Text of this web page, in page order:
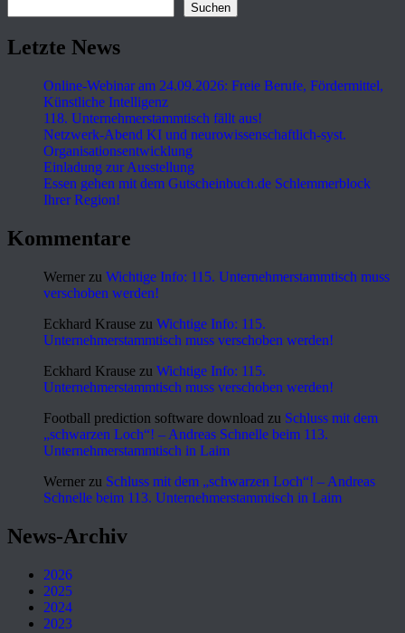
Suchen
Letzte News
Online-Webinar am 24.09.2026: Freie Berufe, Fördermittel,
Künstliche Intelligenz
118. Unternehmerstammtisch fällt aus!
Netzwerk-Abend KI und neurowissenschaftlich-syst.
Organisationsentwicklung
Einladung zur Ausstellung
Essen gehen mit dem Gutscheinbuch.de Schlemmerblock
Ihrer Region!
Kommentare
Werner zu Wichtige Info: 115. Unternehmerstammtisch muss
verschoben werden!
Eckhard Krause zu Wichtige Info: 115.
Unternehmerstammtisch muss verschoben werden!
Eckhard Krause zu Wichtige Info: 115.
Unternehmerstammtisch muss verschoben werden!
Football prediction software download zu Schluss mit dem
„schwarzen Loch“! – Andreas Schnelle beim 113.
Unternehmerstammtisch in Laim
Werner zu Schluss mit dem „schwarzen Loch“! – Andreas
Schnelle beim 113. Unternehmerstammtisch in Laim
News-Archiv
2026
2025
2024
2023